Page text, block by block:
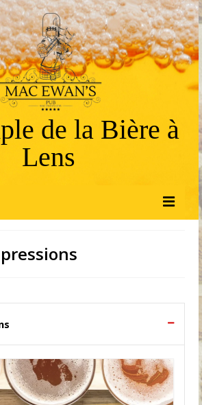
de la Bière à
Lens